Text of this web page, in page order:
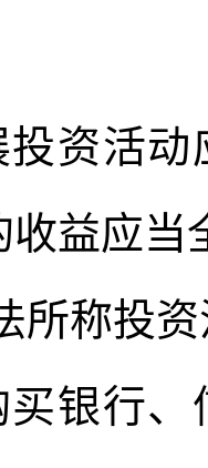
资活
收益应当
称投资
买银行